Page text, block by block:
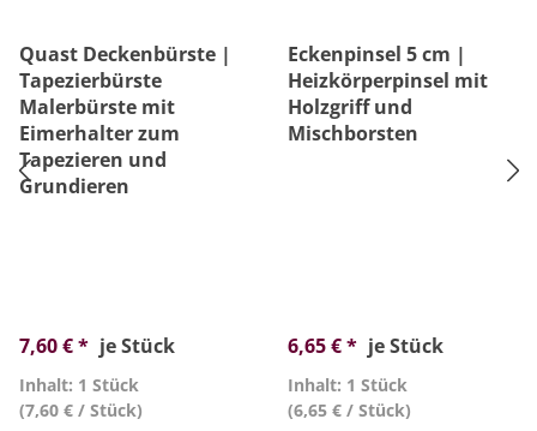
Quast Deckenbürste |
Tapezierbürste
Malerbürste mit
Eimerhalter zum
Tapezieren und
Grundieren
7,60 € * je Stück
Inhalt: 1 Stück
(7,60 € / Stück)
Eckenpinsel 5 cm |
Heizkörperpinsel mit
Holzgriff und
Mischborsten
6,65 € * je Stück
Inhalt: 1 Stück
(6,65 € / Stück)